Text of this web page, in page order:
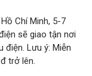
Chí Minh, 5-7
sẽ giao tận nơi
điện. Lưu ý: Miễn
trở lên.